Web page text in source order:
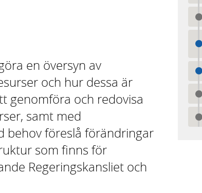
en översyn av
och hur dessa är
genomföra och redovisa
samt med
behov föreslå förändringar
som finns för
Regeringskansliet och